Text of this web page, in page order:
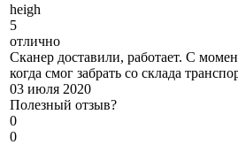
heigh
5
отлично
Сканер доставили, работает. С
когда смог забрать со склада
03 июля 2020
Полезный отзыв?
0
0